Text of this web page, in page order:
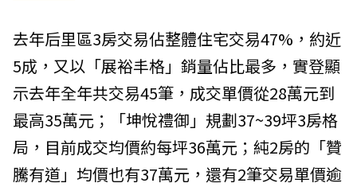
去年后里區3房交易佔整體住宅交易47%，約近
5成，又以「展裕丰格」銷量佔比最多，實登顯
示去年全年共交易45筆，成交單價從28萬元到
最高35萬元；「坤悅禮御」規劃37~39坪3房格
局，目前成交均價約每坪36萬元；純2房的「贊
騰有道」均價也有37萬元，還有2筆交易單價逾